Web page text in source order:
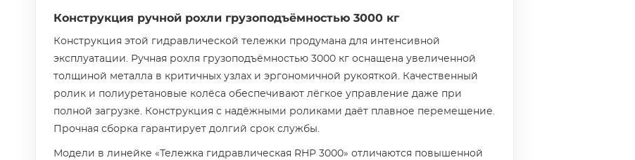
Конструкция ручной рохли грузоподъёмностью 3000 кг
Конструкция этой гидравлической тележки продумана для интенсивной
эксплуатации. Ручная рохля грузоподъёмностью 3000 кг оснащена увеличенной
толщиной металла в критичных узлах и эргономичной рукояткой. Качественный
ролик и полиуретановые колёса обеспечивают лёгкое управление даже при
полной загрузке. Конструкция с надёжными роликами даёт плавное перемещение.
Прочная сборка гарантирует долгий срок службы.
Модели в линейке «Тележка гидравлическая RHP 3000» отличаются повышенной